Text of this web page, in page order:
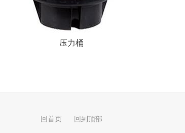
压力桶
回首页 回到顶部